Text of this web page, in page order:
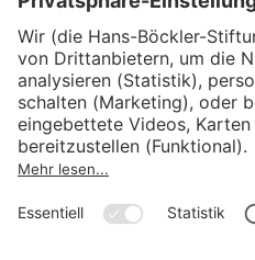
Wirtschafts- und
Institut für
Konjunkturforschung